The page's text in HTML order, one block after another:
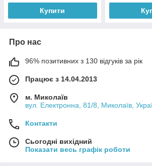
Купити
Про нас
96% позитивних з 130 відгуків за рік
Працює з 14.04.2013
м. Миколаїв
вул. Електронна, 81/8, Миколаїв,
Контакти
Сьогодні вихідний
Показати весь графік роботи